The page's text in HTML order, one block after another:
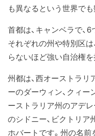
も異なるという世界で
首都は、キャンベラで、
それぞれの州や特別区
らないほど強い自治権を
州都は、西オーストラリ
ーのダーウィン、クィー
ーストラリア州のアデ
のシドニー、ビクトリア
ホバートです。州の名